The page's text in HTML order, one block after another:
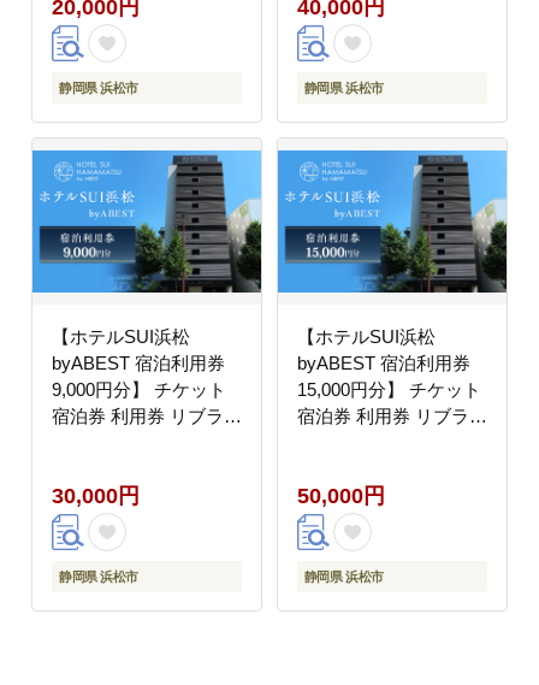
ザート ドリンク サイド
ビュッフェ 静岡 浜松市
20,000円
静岡県 浜松市
ザート ドリンク サイド
ビュッフェ 静岡 浜松市
40,000円
静岡県 浜松市
【ホテルSUI浜松
byABEST 宿泊利用券
9,000円分】 チケット
宿泊券 利用券 リブラン
ザート ドリンク サイド
ビュッフェ 静岡 浜松市
30,000円
静岡県 浜松市
【ホテルSUI浜松
byABEST 宿泊利用券
15,000円分】 チケット
宿泊券 利用券 リブラン
ザート ドリンク サイド
ビュッフェ 静岡 浜松市
50,000円
静岡県 浜松市